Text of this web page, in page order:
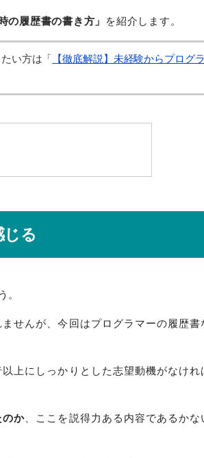
の履歴書の書き方」 を紹介します。
い方は 「 【徹底解説】未経験からプログ
る
せんが、今回はプログラマーの履歴書
上にしっかりとした志望動機がなけれ
のか、ここを説得力ある内容であるかな